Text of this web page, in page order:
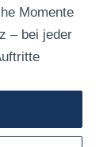
Momente
– bei jeder